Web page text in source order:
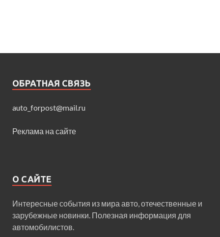
ОБРАТНАЯ СВЯЗЬ
auto_forpost@mail.ru
Реклама на сайте
О САЙТЕ
Интересные события из мира авто, отечественные и
зарубежные новинки. Полезная информация для
автомобилистов.